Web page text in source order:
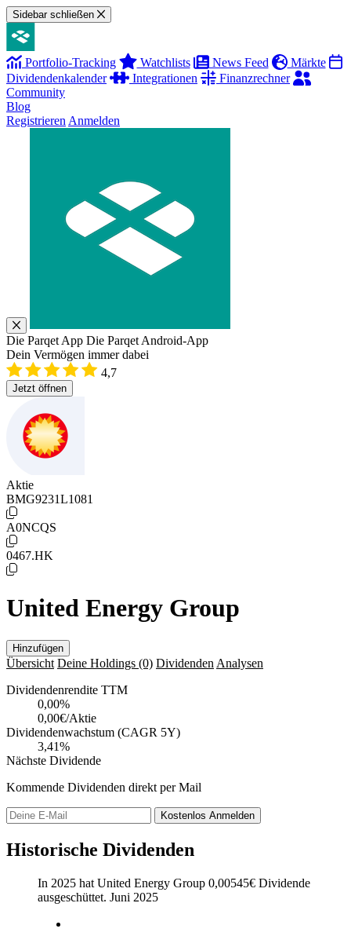
Sidebar schließen
Portfolio-Tracking Watchlists News Feed
Märkte
Dividendenkalender
Integrationen
Finanzrechner
Community
Blog
Registrieren Anmelden
Die Parqet App Die Parqet Android-App
Dein Vermögen immer dabei
4,7
Jetzt öffnen
Aktie
BMG9231L1081
A0NCQS
0467.HK
United Energy Group
Hinzufügen
Übersicht Deine Holdings (0) Dividenden Analysen
Dividendenrendite TTM
0,00%
0,00€/Aktie
Dividendenwachstum (CAGR 5Y)
3,41%
Nächste Dividende
Kommende Dividenden direkt per Mail
Kostenlos Anmelden
Historische Dividenden
In 2025 hat United Energy Group 0,00545€ Dividende
ausgeschüttet. Juni 2025